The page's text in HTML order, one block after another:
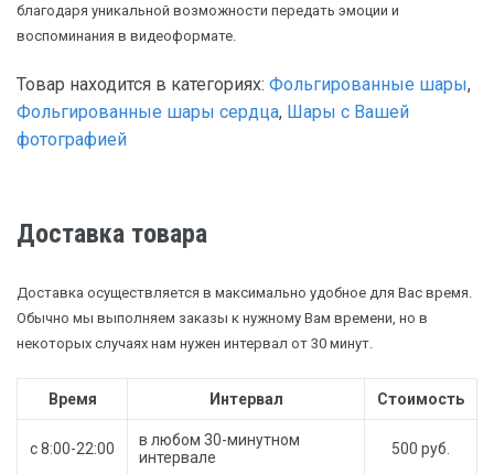
благодаря уникальной возможности передать эмоции и
воспоминания в видеоформате.
Товар находится в категориях: Фольгированные шары,
Фольгированные шары сердца, Шары с Вашей
фотографией
Доставка товара
Доставка осуществляется в максимально удобное для Вас время.
Обычно мы выполняем заказы к нужному Вам времени, но в
некоторых случаях нам нужен интервал от 30 минут.
Время Интервал Стоимость
с 8:00-22:00
в любом 30-минутном
интервале
500 руб.